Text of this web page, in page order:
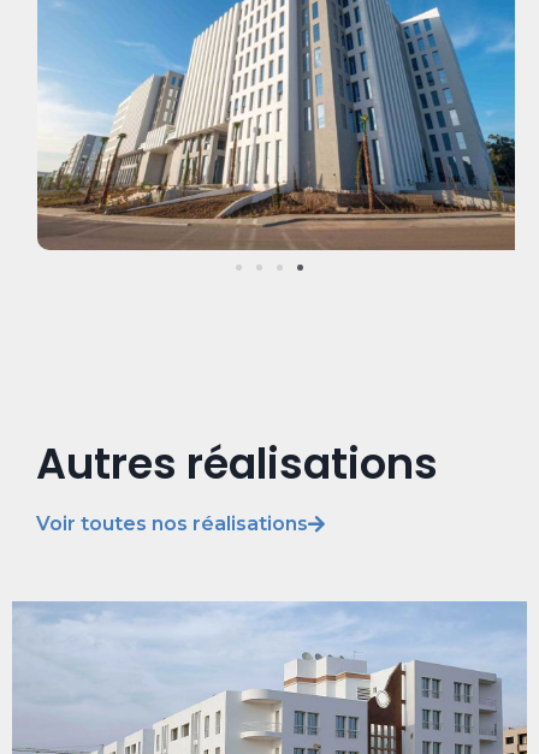
Autres réalisations
Voir toutes nos réalisations